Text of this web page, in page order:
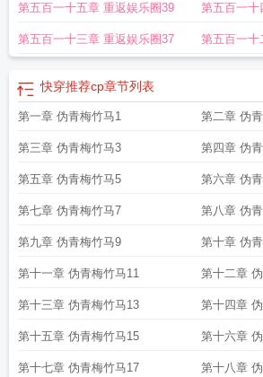
第五百一十五章 重返娱乐圈39 第五百一十
第五百一十三章 重返娱乐圈37 第五百一十
快穿推荐cp章节列表
第一章 伪青梅竹马1 第二章 伪
第三章 伪青梅竹马3 第四章 伪
第五章 伪青梅竹马5 第六章 伪
第七章 伪青梅竹马7 第八章 伪
第九章 伪青梅竹马9 第十章 伪
第十一章 伪青梅竹马11 第十二章
第十三章 伪青梅竹马13 第十四章
第十五章 伪青梅竹马15 第十六章
第十七章 伪青梅竹马17 第十八章